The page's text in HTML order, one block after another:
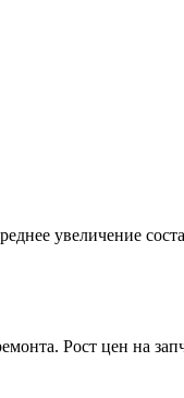
увеличение
Рост цен на